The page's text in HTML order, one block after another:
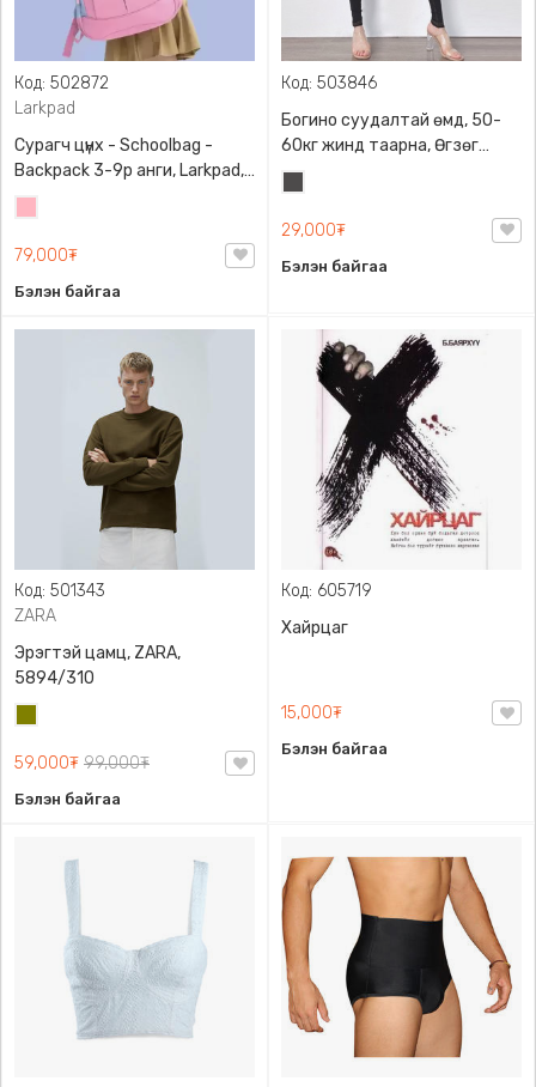
Код: 502872
Larkpad
Сурагч цүнх - Schoolbag -
Backpack 3-9р анги, Larkpad,
9009-10128, Цацруулагчтай,
Олон тасалгаатай
79,000₮
Бэлэн байгаа
Код: 503846
Богино суудалтай өмд, 50-
60кг жинд таарна, Өгзөг
өргөгчтэй
29,000₮
Бэлэн байгаа
Код: 501343
ZARA
Эрэгтэй цамц, ZARA,
5894/310
59,000₮ 99,000₮
Бэлэн байгаа
Код: 605719
Хайрцаг
15,000₮
Бэлэн байгаа